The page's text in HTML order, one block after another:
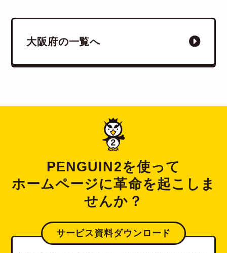
大阪府の一覧へ
PENGUIN2を使って
ホームページに革命を起こしま
せんか？
サービス資料ダウンロード